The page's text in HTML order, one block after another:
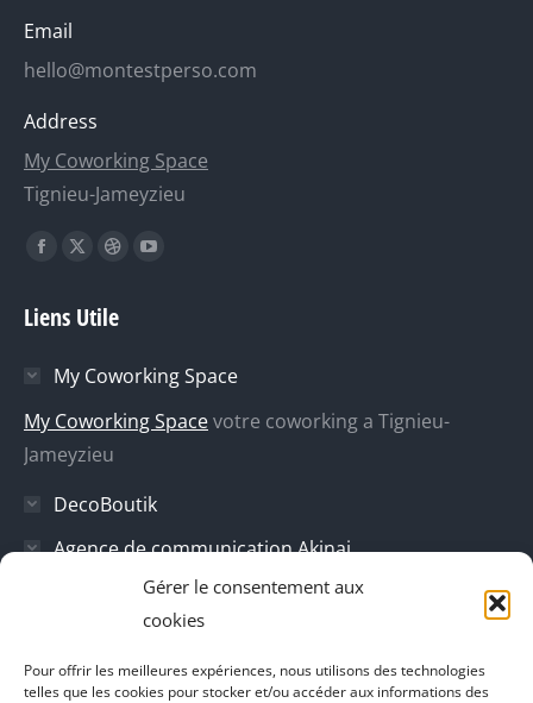
Gérer le consentement aux
cookies
Pour offrir les meilleures expériences, nous utilisons des technologies
telles que les cookies pour stocker et/ou accéder aux informations des
Email
hello@montestperso.com
Address
My Coworking Space
Tignieu-Jameyzieu
Trouvez nous sur :
La
Facebook
dans
une
nouvelle
La
X
dans
une
nouvelle
La
Dribble
dans
une
nouvelle
La
dans
une
Liens Utile
My Coworking Space
My Coworking Spacevotre coworking a Tignieu-
Jameyzieu
DecoBoutik
Agence de communication Akinai
Place Du Dauphine
L'instant Ki